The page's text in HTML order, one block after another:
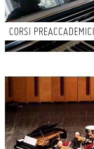
CORSI PREACCADEMICI